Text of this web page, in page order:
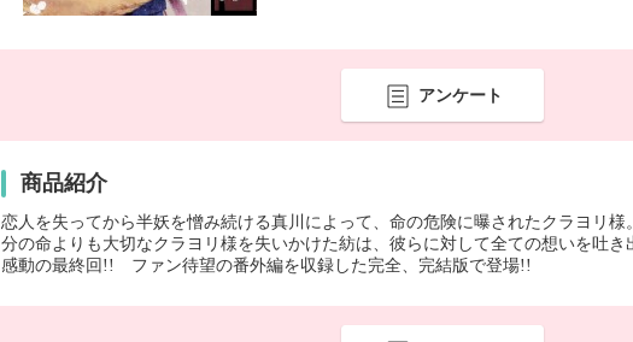
アンケート
商品紹介
恋人を失ってから半妖を憎み続ける真川によって、命の危険に曝されたクラヨリ
分の命よりも大切なクラヨリ様を失いかけた紡は、彼らに対して全ての想いを吐
感動の最終回!! ファン待望の番外編を収録した完全、完結版で登場!!